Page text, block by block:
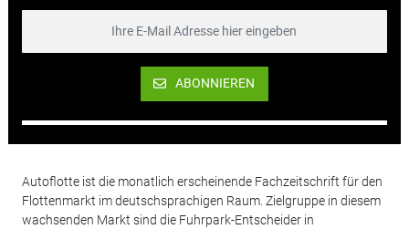
ABONNIEREN
Autoflotte ist die monatlich erscheinende Fachzeitschrift für den
Flottenmarkt im deutschsprachigen Raum. Zielgruppe in diesem
wachsenden Markt sind die Fuhrpark-Entscheider in